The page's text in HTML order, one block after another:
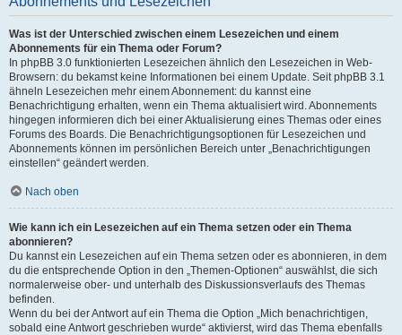
Was ist der Unterschied zwischen einem Lesezeichen und einem
Abonnements für ein Thema oder Forum?
In phpBB 3.0 funktionierten Lesezeichen ähnlich den Lesezeichen in Web-
Browsern: du bekamst keine Informationen bei einem Update. Seit phpBB 3.1
ähneln Lesezeichen mehr einem Abonnement: du kannst eine
Benachrichtigung erhalten, wenn ein Thema aktualisiert wird. Abonnements
hingegen informieren dich bei einer Aktualisierung eines Themas oder eines
Forums des Boards. Die Benachrichtigungsoptionen für Lesezeichen und
Abonnements können im persönlichen Bereich unter „Benachrichtigungen
einstellen“ geändert werden.
Nach oben
Wie kann ich ein Lesezeichen auf ein Thema setzen oder ein Thema
abonnieren?
Du kannst ein Lesezeichen auf ein Thema setzen oder es abonnieren, in dem
du die entsprechende Option in den „Themen-Optionen“ auswählst, die sich
normalerweise ober- und unterhalb des Diskussionsverlaufs des Themas
befinden.
Wenn du bei der Antwort auf ein Thema die Option „Mich benachrichtigen,
sobald eine Antwort geschrieben wurde“ aktivierst, wird das Thema ebenfalls